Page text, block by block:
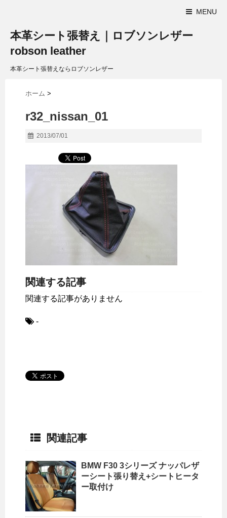
MENU
本革シート張替え｜ロブソンレザー
robson leather
本革シート張替えならロブソンレザー
ホーム >
r32_nissan_01
2013/07/01
関連する記事
関連する記事がありません
-
関連記事
BMW F30 3シリーズ ナッパレザ
ーシート張り替え+シートヒータ
ー取付け